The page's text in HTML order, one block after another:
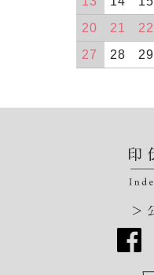
20
21 22
27
28 29